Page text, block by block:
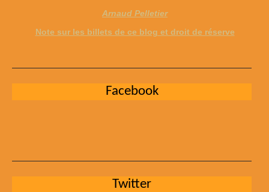
Arnaud Pelletier
Note sur les billets de ce blog et droit de réserve
Facebook
Twitter